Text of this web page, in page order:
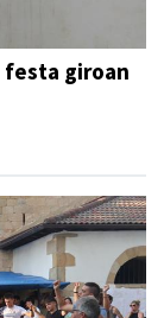
festa giroan